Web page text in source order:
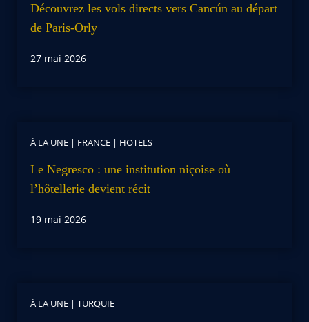
Découvrez les vols directs vers Cancún au départ
de Paris-Orly
27 mai 2026
À LA UNE | FRANCE | HOTELS
Le Negresco : une institution niçoise où
l’hôtellerie devient récit
19 mai 2026
À LA UNE | TURQUIE